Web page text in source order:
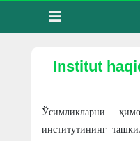
Institut
Ўсимликларни
институтининг